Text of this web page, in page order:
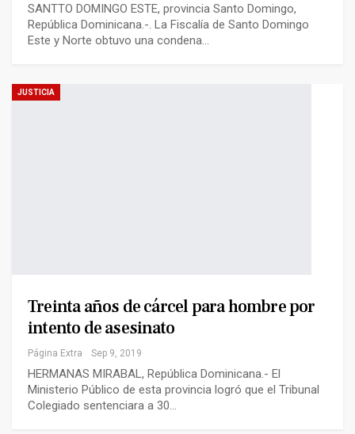
SANTTO DOMINGO ESTE, provincia Santo Domingo,
República Dominicana.-. La Fiscalía de Santo Domingo
Este y Norte obtuvo una condena…
JUSTICIA
Treinta años de cárcel para hombre por
intento de asesinato
Página Extra Sep 9, 2019
HERMANAS MIRABAL, República Dominicana.- El
Ministerio Público de esta provincia logró que el Tribunal
Colegiado sentenciara a 30…